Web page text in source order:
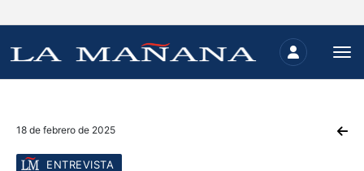
18 de febrero de 2025
ENTREVISTA